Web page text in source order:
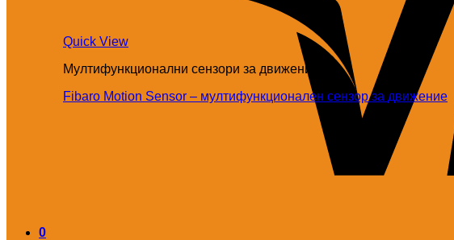
0
Quick View
Мултифункционални сензори за движение
Fibaro Motion Sensor – мултифункционален сензор за движение